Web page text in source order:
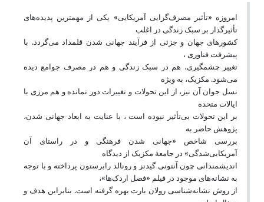
امروزه «تأثیر مصرف‌گرایی آمریکایی» یکی از مهمترین پدیدههای
تأثیرگذار بر سبک زندگی در اغلب
کشورهای جهان و جزئی از فرآیند جهانی شدن قلمداد می‌گردد. با
پیشرفت فناوری ،
تغییر چشمگیری، هم در سبک زندگی و هم در مصرف جوامع دیده
می‌شود. مکزیک، به ویژه
نسل جوان آن نیز، از این تحولات و تغییرات دور نمانده و هم مرزی با
ایالات متحده
بر این تحولات بی‌تأثیر نبوده است ، با عنایت به ابعاد جهانی شدن،
پژوهش حاضر به
بررسی شاخص «جهانی شدن فرهنگی و در راستای آن
آمریکاییشدگی» در جامعة مکزیک از دیدگاه
اندیشمندانی چون آنتونی گیدنز و رونالد رابرستون پرداخته و با توجه
به نشانههای موجود در فیلم «فصل اردک‌ها»،
از روش نشانهشناسی رولان بارت بهره گرفته است. بنابراین هدف و